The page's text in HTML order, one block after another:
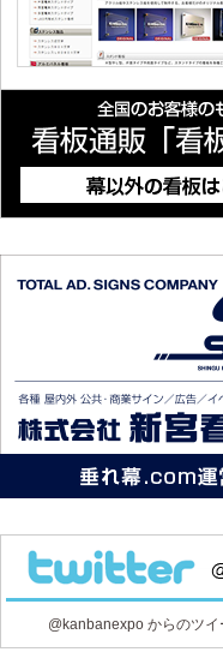
@kanbanexpo からのツイ